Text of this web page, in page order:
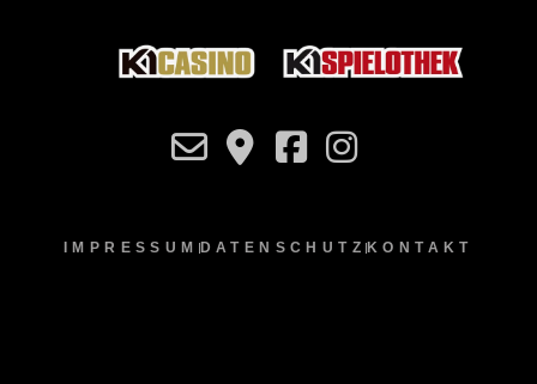
IMPRESSUM DATENSCHUTZ KONTAKT